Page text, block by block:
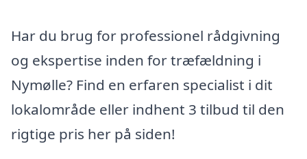
Har du brug for professionel rådgivning
og ekspertise inden for træfældning i
Nymølle? Find en erfaren specialist i dit
lokalområde eller indhent 3 tilbud til den
rigtige pris her på siden!